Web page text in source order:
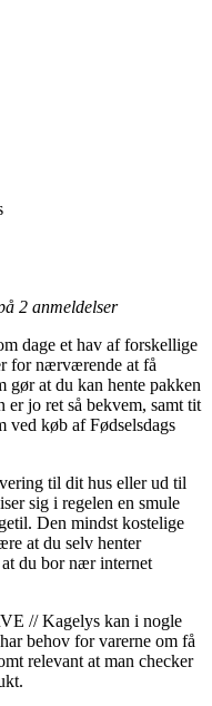
2 anmeldelser
dage et hav af forskellige
for nærværende at få
gør at du kan hente pakken
er jo ret så bekvem, samt tit
ved køb af Fødselsdags
til dit hus eller ud til
sig i regelen en smule
Den mindst kostelige
at du selv henter
du bor nær internet
// Kagelys kan i nogle
behov for varerne om få
relevant at man checker